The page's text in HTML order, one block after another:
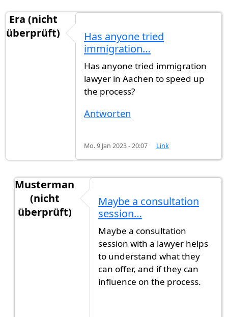
Era (nicht
überprüft)
Has anyone tried
immigration…
Has anyone tried immigration
lawyer in Aachen to speed up
the process?
Antworten
Mo. 9 Jan 2023 - 20:07 Link
Musterman
(nicht
überprüft)
Has anyone tried immigration…
Maybe a consultation
session…
Maybe a consultation
session with a lawyer helps
to understand what they
can offer, and if they can
influence on the process.